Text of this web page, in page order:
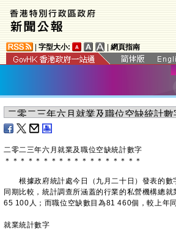
字型大小: 網頁指南
二零二三年六月就業及職位空缺統計數字
＊ ＊ ＊ ＊ ＊ ＊ ＊ ＊ ＊ ＊ ＊ ＊ ＊ ＊ ＊ ＊ ＊ ＊
根據政府統計處今日（九月二十日）發表的數
同期比較，統計調查所涵蓋的行業的私營機構總
65 100人；而職位空缺數目為81 460個，較上年
就業統計數字